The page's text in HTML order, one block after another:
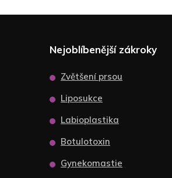
Nejoblíbenější zákroky
Zvětšení prsou
Liposukce
Labioplastika
Botulotoxin
Gynekomastie